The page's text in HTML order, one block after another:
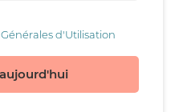
d'Utilisation